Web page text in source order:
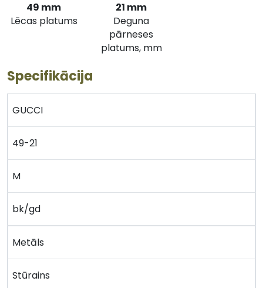
49 mm
Lēcas platums
21 mm
Deguna
pārneses
platums, mm
Specifikācija
GUCCI
49-21
M
bk/gd
Metāls
Stūrains